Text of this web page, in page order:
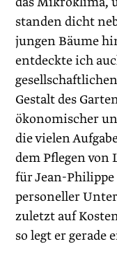
standen dicht
jungen Bäume
entdeckte ich
Gestalt des
ökonomischer
die vielen
dem Pflegen von
für Jean-
personeller
zuletzt auf
so legt er gerade